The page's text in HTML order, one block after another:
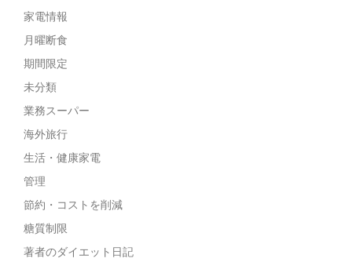
家電情報
月曜断食
期間限定
未分類
業務スーパー
海外旅行
生活・健康家電
管理
節約・コストを削減
糖質制限
著者のダイエット日記